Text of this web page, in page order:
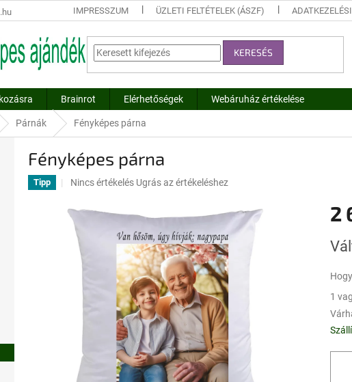
IMPRESSZUM ÜZLETI FELTÉTELEK (ÁSZF)
KERESÉS
Brainrot Elérhetőségek Webáruház értékelése
Párnák Fényképes párna
Fényképes párna
Tipp
A
átlagos
értékelése
5-
ből
0,0
Nincs értékelés Ugrás az értékeléshez
2
1